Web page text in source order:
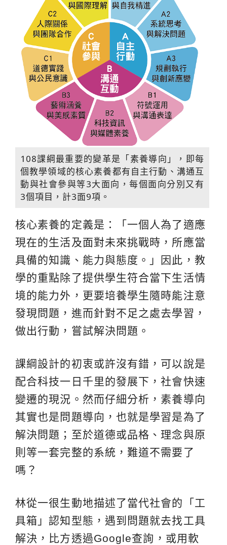
108課綱最重要的變革是「素養導向」，即每
個教學領域的核心素養都有自主行動、溝通互
動與社會參與等3大面向，每個面向分別又有
3個項目，計3面9項。
核心素養的定義是：「一個人為了適應
現在的生活及面對未來挑戰時，所應當
具備的知識、能力與態度。」因此，教
學的重點除了提供學生符合當下生活情
境的能力外，更要培養學生隨時能注意
發現問題，進而針對不足之處去學習，
做出行動，嘗試解決問題。
課綱設計的初衷或許沒有錯，可以說是
配合科技一日千里的發展下，社會快速
變遷的現況。然而仔細分析，素養導向
其實也是問題導向，也就是學習是為了
解決問題；至於道德或品格、理念與原
則等一套完整的系統，難道不需要了
嗎？
林從一很生動地描述了當代社會的「工
具箱」認知型態，遇到問題就去找工具
解決，比方透過Google查詢，或用軟